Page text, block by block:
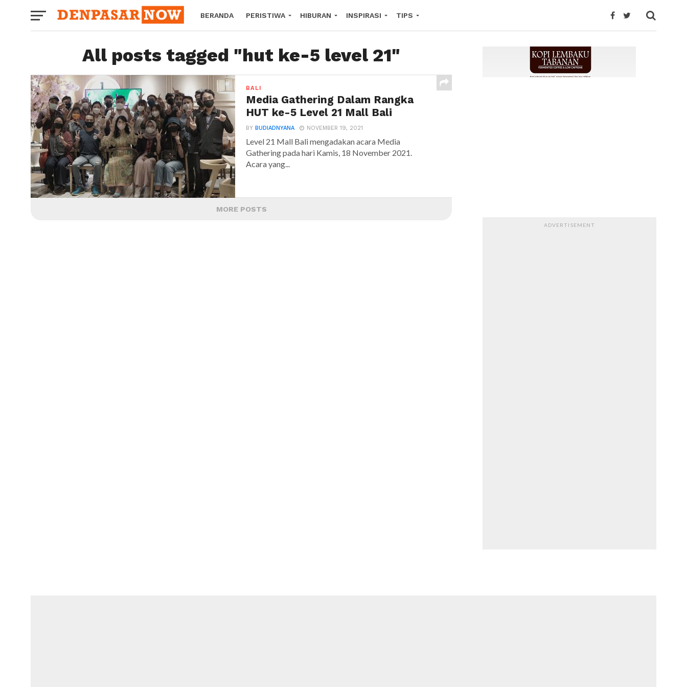
BERANDA PERISTIWA HIBURAN INSPIRASI TIPS
All posts tagged "hut ke-5 level 21"
BALI
Media Gathering Dalam Rangka
HUT ke-5 Level 21 Mall Bali
BYBUDIADNYANA NOVEMBER 19, 2021
Level 21 Mall Bali mengadakan acara Media
Gathering pada hari Kamis, 18 November 2021.
Acara yang...
MORE POSTS
ADVERTISEMENT